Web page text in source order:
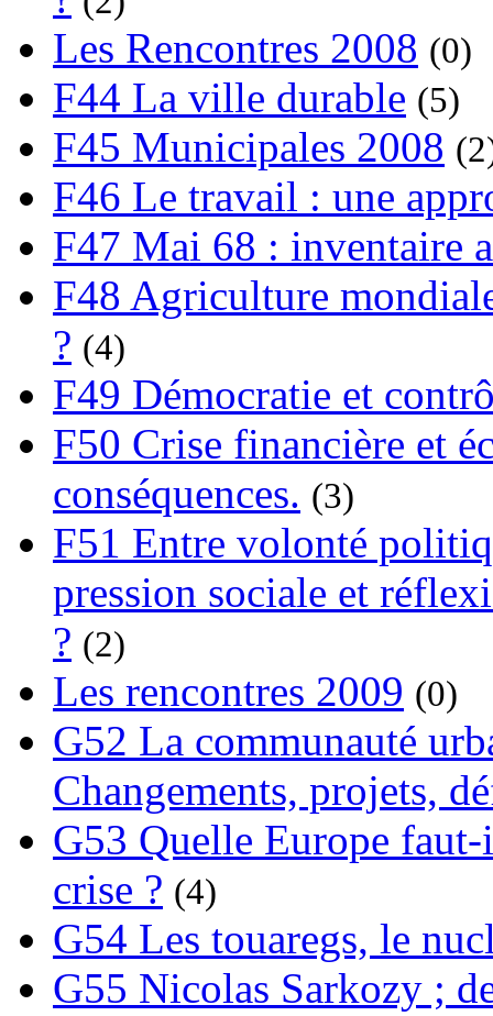
Les Rencontres 2008 (0)
F44 La ville durable (5)
F45 Municipales 2008
F46 Le travail : une
F47 Mai 68 : inventaire
F48 Agriculture
? (4)
F49 Démocratie et
F50 Crise financière et
conséquences. (3)
F51 Entre volonté
pression sociale et
? (2)
Les rencontres 2009 (0)
G52 La communauté
Changements, projets,
G53 Quelle Europe
crise ? (4)
G54 Les touaregs, le
G55 Nicolas Sarkozy ;